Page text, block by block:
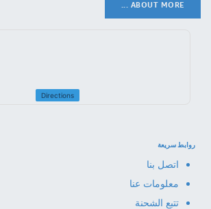
ABOUT MORE ...
Directions
روابط سريعة
اتصل بنا
معلومات عنا
تتبع الشحنة